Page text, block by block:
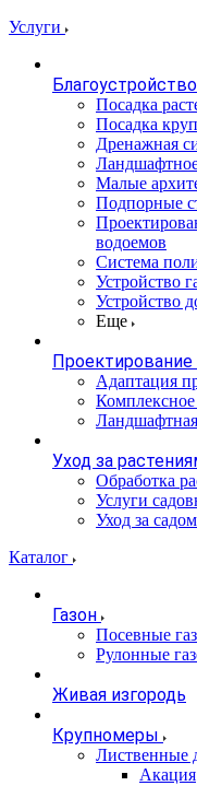
Услуги
Посадка
Посадка
Дренажная
Малые
Подпорные
водоемов
Система
Устройство
Устройство
Еще
Проектирование
Адаптация
Уход за
Обработка
Услуги
Уход за
Каталог
Газон
Посевные
Рулонные
Живая изгородь
Крупномеры
Лиственные
Акация